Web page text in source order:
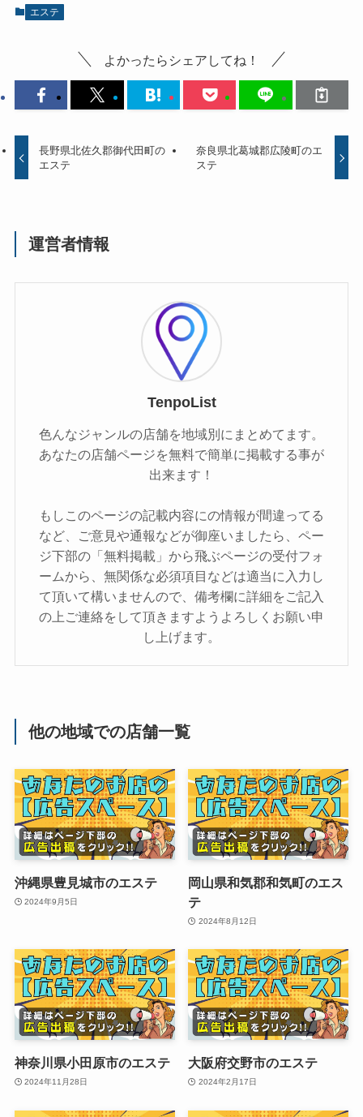
エステ
よかったらシェアしてね！
長野県北佐久郡御代田町の
エステ
奈良県北葛城郡広陵町のエ
ステ
運営者情報
TenpoList
色んなジャンルの店舗を地域別にまとめてます。
あなたの店舗ページを無料で簡単に掲載する事が
出来ます！
もしこのページの記載内容にの情報が間違ってる
など、ご意見や通報などが御座いましたら、ペー
ジ下部の「無料掲載」から飛ぶページの受付フォ
ームから、無関係な必須項目などは適当に入力し
て頂いて構いませんので、備考欄に詳細をご記入
の上ご連絡をして頂きますようよろしくお願い申
し上げます。
他の地域での店舗一覧
沖縄県豊見城市のエステ
2024年9月5日
岡山県和気郡和気町のエス
テ
2024年8月12日
神奈川県小田原市のエステ
2024年11月28日
大阪府交野市のエステ
2024年2月17日